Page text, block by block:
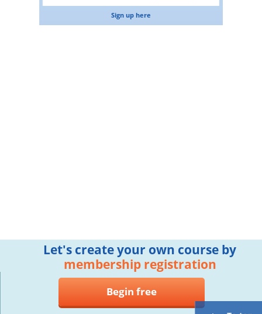
Sign up here
Let's create your own course by
membership registration
Begin free